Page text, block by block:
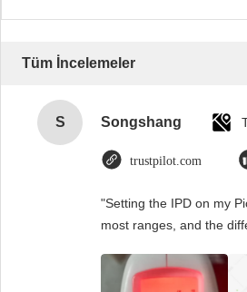
Tüm İncelemeler
S Songshang
trustpilot.com
"Setting the IPD on my
most ranges, and the